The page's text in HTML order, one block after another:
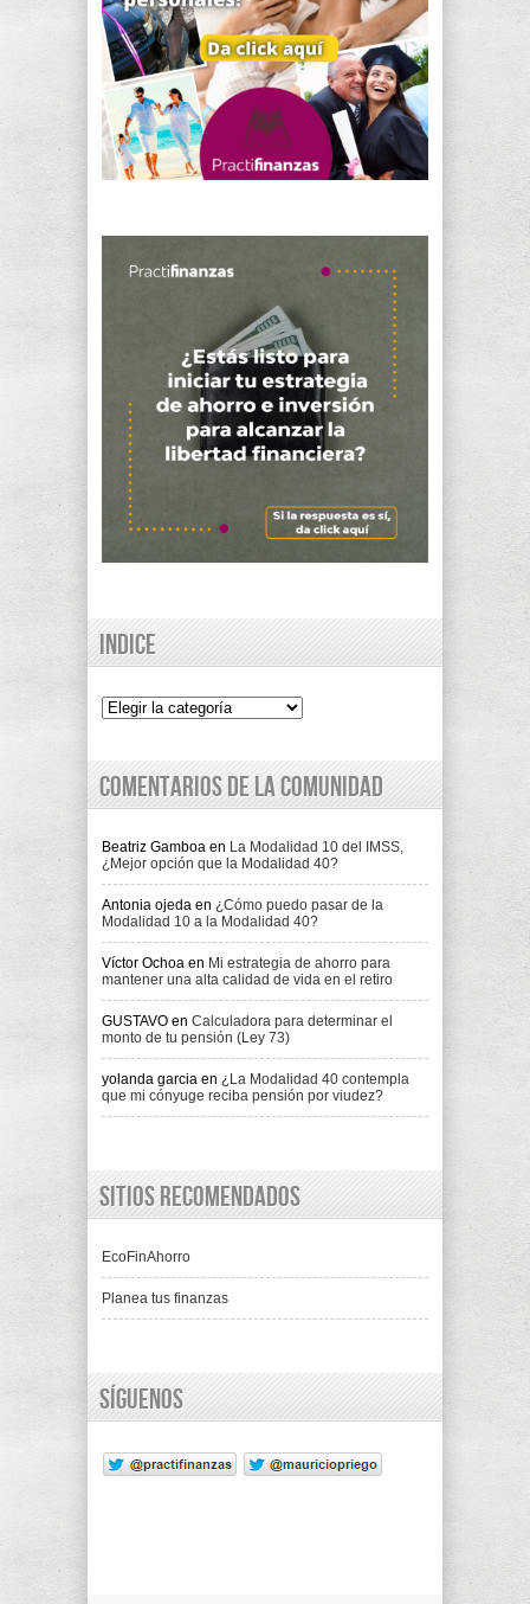
Indice
Indice
Comentarios de la comunidad
Beatriz Gamboa en La Modalidad 10 del IMSS,
¿Mejor opción que la Modalidad 40?
Antonia ojeda en ¿Cómo puedo pasar de la
Modalidad 10 a la Modalidad 40?
Víctor Ochoa en Mi estrategia de ahorro para
mantener una alta calidad de vida en el retiro
GUSTAVO en Calculadora para determinar el
monto de tu pensión (Ley 73)
yolanda garcia en ¿La Modalidad 40 contempla
que mi cónyuge reciba pensión por viudez?
Sitios recomendados
EcoFinAhorro
Planea tus finanzas
Síguenos